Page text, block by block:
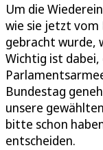
Um die
wie sie jetzt vom
gebracht wurde,
Wichtig ist dabei,
Bundestag
unsere
bitte schon
entscheiden.